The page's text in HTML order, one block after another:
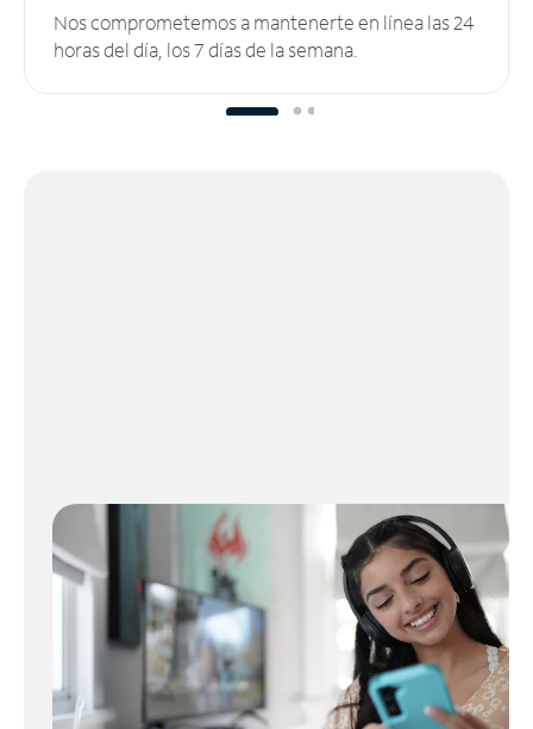
Nos comprometemos a mantenerte en línea las 24
horas del día, los 7 días de la semana.